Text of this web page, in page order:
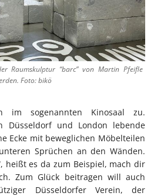
Raumskulptur “barc” von Martin Pfeifle
Foto: bikö
im sogenannten Kinosaal zu.
Düsseldorf und London lebende
Ecke mit beweglichen Möbelteilen
Sprüchen an den Wänden.
heißt es da zum Beispiel, mach dir
Zum Glück beitragen will auch
Düsseldorfer Verein, der